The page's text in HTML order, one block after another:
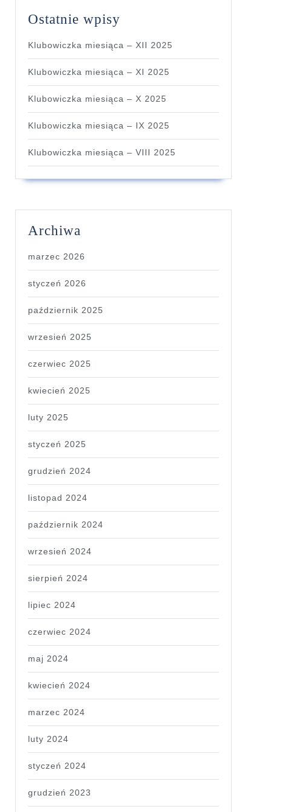
Ostatnie wpisy
Klubowiczka miesiąca – XII 2025
Klubowiczka miesiąca – XI 2025
Klubowiczka miesiąca – X 2025
Klubowiczka miesiąca – IX 2025
Klubowiczka miesiąca – VIII 2025
Archiwa
marzec 2026
styczeń 2026
październik 2025
wrzesień 2025
czerwiec 2025
kwiecień 2025
luty 2025
styczeń 2025
grudzień 2024
listopad 2024
październik 2024
wrzesień 2024
sierpień 2024
lipiec 2024
czerwiec 2024
maj 2024
kwiecień 2024
marzec 2024
luty 2024
styczeń 2024
grudzień 2023